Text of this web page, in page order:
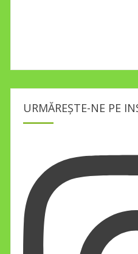
URMĂREȘTE-NE PE